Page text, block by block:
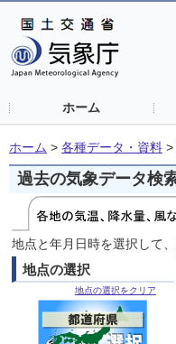
ホーム
ホーム > 各種データ・資料 >
過去の気象データ検
地点と年月日時を選択して
地点の選択
地点の選択をクリア